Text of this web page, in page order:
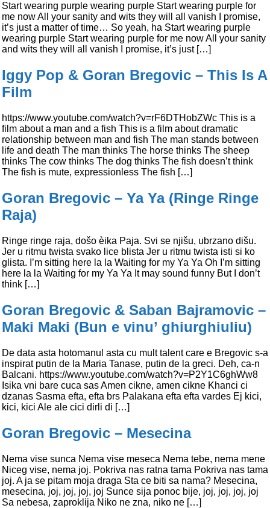
Start wearing purple wearing purple Start wearing purple for
me now All your sanity and wits they will all vanish I promise,
it’s just a matter of time… So yeah, ha Start wearing purple
wearing purple Start wearing purple for me now All your sanity
and wits they will all vanish I promise, it’s just […]
Iggy Pop & Goran Bregovic – This Is A
Film
https://www.youtube.com/watch?v=rF6DTHobZWc This is a
film about a man and a fish This is a film about dramatic
relationship between man and fish The man stands between
life and death The man thinks The horse thinks The sheep
thinks The cow thinks The dog thinks The fish doesn’t think
The fish is mute, expressionless The fish […]
Goran Bregovic – Ya Ya (Ringe Ringe
Raja)
Ringe ringe raja, došo èika Paja. Svi se njišu, ubrzano dišu.
Jer u ritmu twista svako lice blista Jer u ritmu twista isti si ko
glista. I’m sitting here la la Waiting for my Ya Ya Oh I’m sitting
here la la Waiting for my Ya Ya It may sound funny But I don’t
think […]
Goran Bregovic & Saban Bajramovic –
Maki Maki (Bun e vinu’ ghiurghiuliu)
De data asta hotomanul asta cu mult talent care e Bregovic s-a
inspirat putin de la Maria Tanase, putin de la greci. Deh, ca-n
Balcani. https://www.youtube.com/watch?v=P2Y1C6ghWw8
Isika vni bare cuca sas Amen cikne, amen cikne Khanci ci
dzanas Sasma efta, efta brs Palakana efta efta vardes Ej kici,
kici, kici Ale ale cici dirli di […]
Goran Bregovic – Mesecina
Nema vise sunca Nema vise meseca Nema tebe, nema mene
Niceg vise, nema joj. Pokriva nas ratna tama Pokriva nas tama
joj. A ja se pitam moja draga Sta ce biti sa nama? Mesecina,
mesecina, joj, joj, joj, joj Sunce sija ponoc bije, joj, joj, joj, joj
Sa nebesa, zaproklija Niko ne zna, niko ne […]